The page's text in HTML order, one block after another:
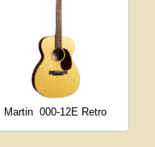
Martin 000-12E Retro